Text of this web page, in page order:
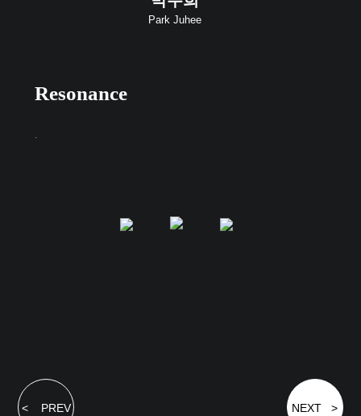
Park Juhee
Resonance
.
< PREV NEXT >